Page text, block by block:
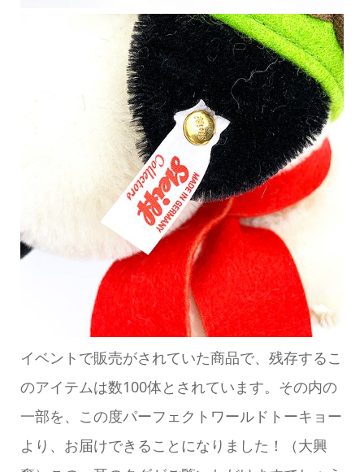
イベントで販売がされていた商品で、残存するこ
のアイテムは数100体とされています。その内の
一部を、この度パーフェクトワールドトーキョー
より、お届けできることになりました！（大興